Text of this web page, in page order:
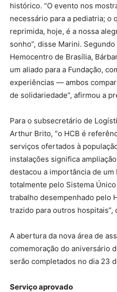
histórico. “O evento nos
necessário para a pediatria; o
reprimida, hoje, é a nossa
sonho”, disse Marini.
Hemocentro de Brasília,
um aliado para a Fundação,
experiências — ambos
de solidariedade”, afirmou a
Para o subsecretário de
Arthur Brito, “o HCB é
serviços ofertados à
instalações significa
destacou a importância de
totalmente pelo Sistema Único
trabalho desempenhado pelo
trazido para outros hospitais”,
A abertura da nova área de
comemoração do aniversário
serão completados no dia 23
Serviço aprovado